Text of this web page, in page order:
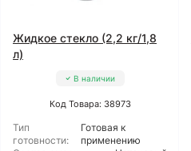
Жидкое стекло (2,2 кг/1,8
л)
В наличии
Код Товара: 38973
Тип
готовности:
Готовая к
применению